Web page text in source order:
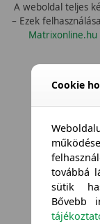
A weboldal teljes
– Ezek
Matrixonline.hu
Cookie
továbbá
sütik
Bővebb